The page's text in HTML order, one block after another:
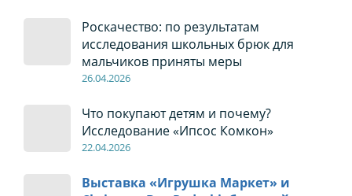
Роскачество: по результатам
исследования школьных брюк для
мальчиков приняты меры
26.04.2026
Что покупают детям и почему?
Исследование «Ипсос Комкон»
22.04.2026
Выставка «Игрушка Маркет» и